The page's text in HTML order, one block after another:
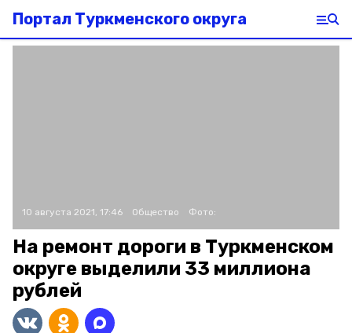
Портал Туркменского округа
10 августа 2021, 17:46 Общество Фото:
На ремонт дороги в Туркменском
округе выделили 33 миллиона
рублей